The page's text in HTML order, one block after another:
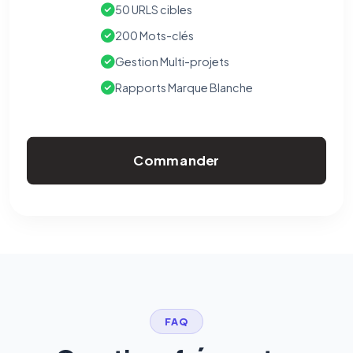
50 URLS cibles
200 Mots-clés
Gestion Multi-projets
Rapports Marque Blanche
Commander
FAQ